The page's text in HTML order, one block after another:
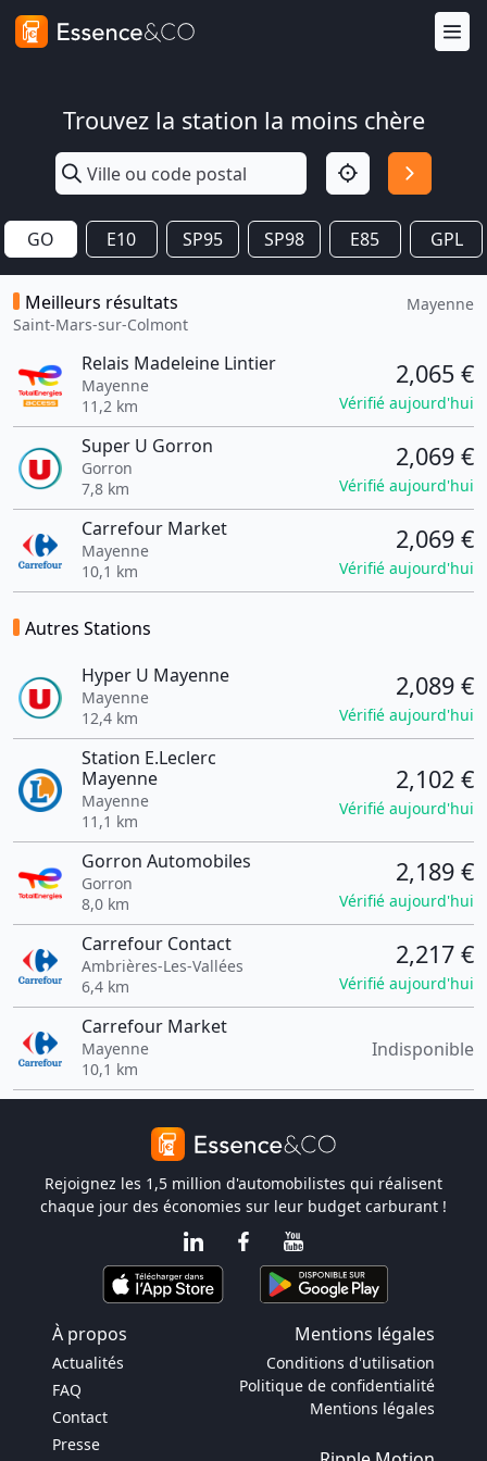
Trouvez la station la moins chère
GO E10 SP95 SP98 E85 GPL
Meilleurs résultats
Saint-Mars-sur-Colmont
Mayenne
Relais Madeleine Lintier
Mayenne
11,2 km
2,065 €
Vérifié aujourd'hui
Super U Gorron
Gorron
7,8 km
2,069 €
Vérifié aujourd'hui
Carrefour Market
Mayenne
10,1 km
2,069 €
Vérifié aujourd'hui
Autres Stations
Hyper U Mayenne
Mayenne
12,4 km
2,089 €
Vérifié aujourd'hui
Station E.Leclerc
Mayenne
Mayenne
11,1 km
2,102 €
Vérifié aujourd'hui
Gorron Automobiles
Gorron
8,0 km
2,189 €
Vérifié aujourd'hui
Carrefour Contact
Ambrières-Les-Vallées
6,4 km
2,217 €
Vérifié aujourd'hui
Carrefour Market
Mayenne
10,1 km
Indisponible
Rejoignez les 1,5 million d'automobilistes qui réalisent
chaque jour des économies sur leur budget carburant !
À propos Mentions légales
Actualités
FAQ
Contact
Presse
Conditions d'utilisation
Politique de confidentialité
Mentions légales